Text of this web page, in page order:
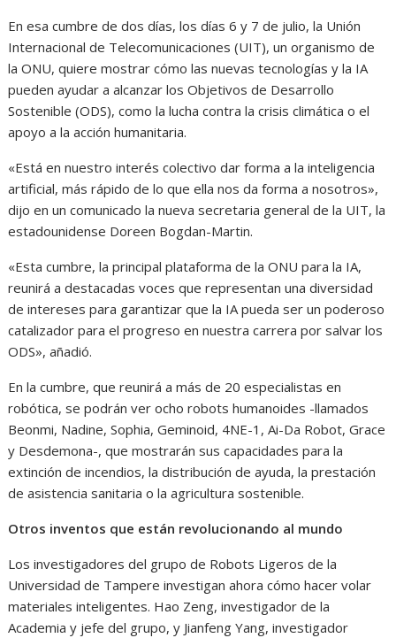
En esa cumbre de dos días, los días 6 y 7 de julio, la Unión
Internacional de Telecomunicaciones (UIT), un organismo de
la ONU, quiere mostrar cómo las nuevas tecnologías y la IA
pueden ayudar a alcanzar los Objetivos de Desarrollo
Sostenible (ODS), como la lucha contra la crisis climática o el
apoyo a la acción humanitaria.
«Está en nuestro interés colectivo dar forma a la inteligencia
artificial, más rápido de lo que ella nos da forma a nosotros»,
dijo en un comunicado la nueva secretaria general de la UIT, la
estadounidense Doreen Bogdan-Martin.
«Esta cumbre, la principal plataforma de la ONU para la IA,
reunirá a destacadas voces que representan una diversidad
de intereses para garantizar que la IA pueda ser un poderoso
catalizador para el progreso en nuestra carrera por salvar los
ODS», añadió.
En la cumbre, que reunirá a más de 20 especialistas en
robótica, se podrán ver ocho robots humanoides -llamados
Beonmi, Nadine, Sophia, Geminoid, 4NE-1, Ai-Da Robot, Grace
y Desdemona-, que mostrarán sus capacidades para la
extinción de incendios, la distribución de ayuda, la prestación
de asistencia sanitaria o la agricultura sostenible.
Otros inventos que están revolucionando al mundo
Los investigadores del grupo de Robots Ligeros de la
Universidad de Tampere investigan ahora cómo hacer volar
materiales inteligentes. Hao Zeng, investigador de la
Academia y jefe del grupo, y Jianfeng Yang, investigador